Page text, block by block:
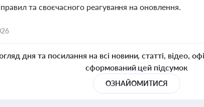
та своєчасного реагування на оновлення.
дня та посилання на всі новини, статті, відео,
сформований цей підсумок
ОЗНАЙОМИТИСЯ